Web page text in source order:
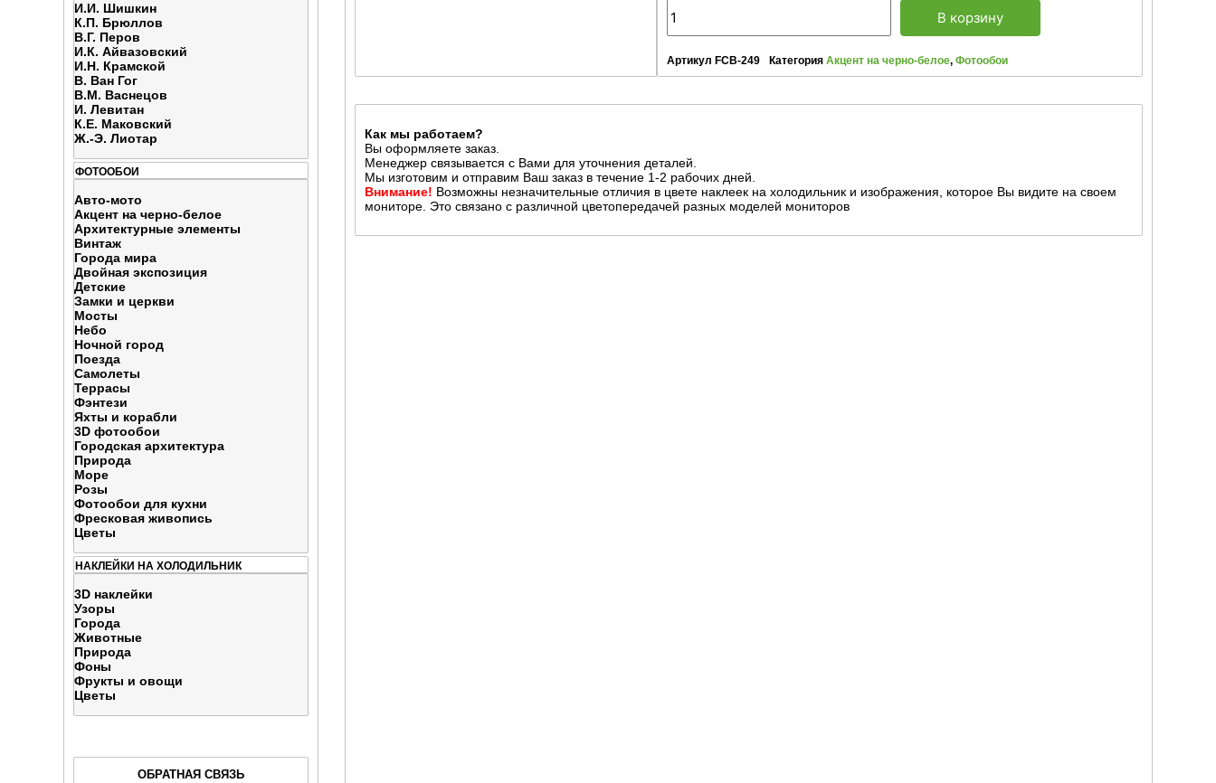
И.И. Шишкин
К.П. Брюллов
В.Г. Перов
И.К. Айвазовский
И.Н. Крамской
В. Ван Гог
В.М. Васнецов
И. Левитан
К.Е. Маковский
Ж.-Э. Лиотар
ФОТООБОИ
Авто-мото
Акцент на черно-белое
Архитектурные элементы
Винтаж
Города мира
Двойная экспозиция
Детские
Замки и церкви
Мосты
Небо
Ночной город
Поезда
Самолеты
Террасы
Фэнтези
Яхты и корабли
3D фотообои
Городская архитектура
Природа
Море
Розы
Фотообои для кухни
Фресковая живопись
Цветы
НАКЛЕЙКИ НА ХОЛОДИЛЬНИК
3D наклейки
Узоры
Города
Животные
Природа
Фоны
Фрукты и овощи
Цветы
ОБРАТНАЯ СВЯЗЬ
В корзину
Артикул FCB-249 Категория Акцент на черно-белое, Фотообои
Как мы работаем?
Вы оформляете заказ.
Менеджер связывается с Вами для уточнения деталей.
Мы изготовим и отправим Ваш заказ в течение 1-2 рабочих дней.
Внимание! Возможны незначительные отличия в цвете наклеек на холодильник и изображения, которое Вы видите на своем
мониторе. Это связано с различной цветопередачей разных моделей мониторов